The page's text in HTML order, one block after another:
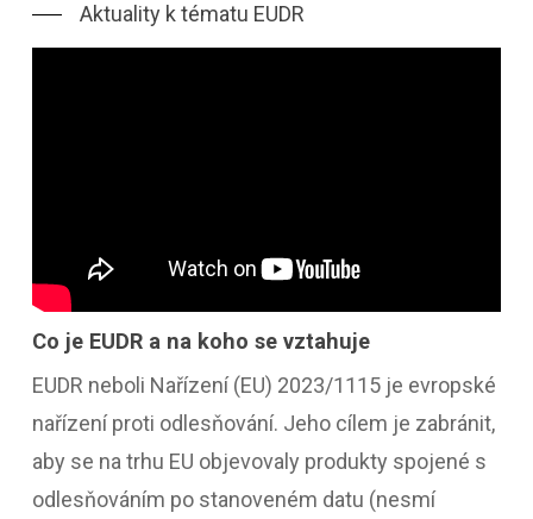
Aktuality k tématu EUDR
Co je EUDR a na koho se vztahuje
EUDR neboli Nařízení (EU) 2023/1115 je evropské
nařízení proti odlesňování. Jeho cílem je zabránit,
aby se na trhu EU objevovaly produkty spojené s
odlesňováním po stanoveném datu (nesmí